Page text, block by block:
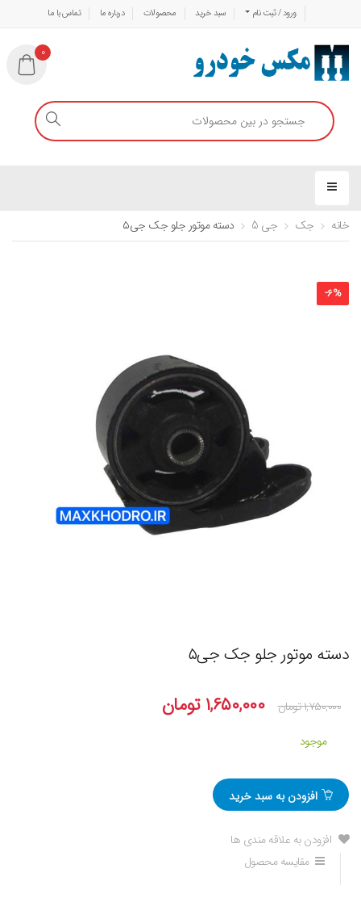
ورود / ثبت نام سبد خرید محصولات درباره ما تماس با ما
0
خانه جک جی 5 دسته موتور جلو جک جی۵
-6%
دسته موتور جلو جک جی۵
۱,۷۵۰,۰۰۰تومان ۱,۶۵۰,۰۰۰ تومان
موجود
افزودن به سبد خرید
افزودن به علاقه مندی ها
مقایسه محصول